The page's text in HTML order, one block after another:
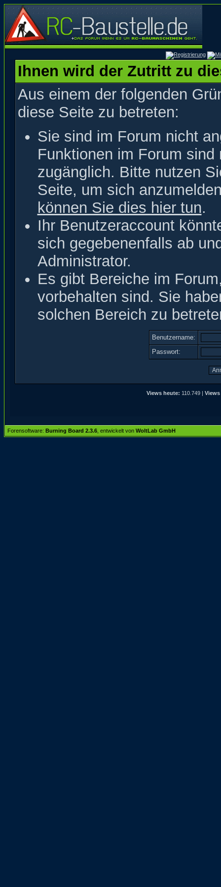
Ihnen wird der Zutritt zu
Aus einem der folgenden
diese Seite zu betreten:
Sie sind im Forum nicht
Funktionen im Forum
zugänglich. Bitte nutzen
Seite, um sich
können Sie dies hier tun.
Ihr Benutzeraccount
sich gegebenenfalls ab
Administrator.
Es gibt Bereiche im
vorbehalten sind. Sie
solchen Bereich zu
Benutzername:
Passwort:
Views heute: 110.749 |
Forensoftware: Burning Board 2.3.6 , entwickelt von WoltLab GmbH